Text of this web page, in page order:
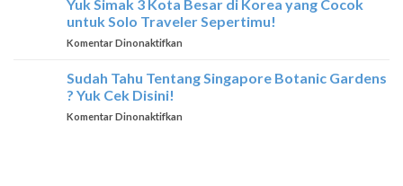
Disini!
Tokyo
Cek
Yuk
Wisata
Yuk Simak 3 Kota Besar di Korea yang Cocok
untuk Solo Traveler Sepertimu!
Komentar Dinonaktifkan
Simak
Sudah Tahu Tentang Singapore Botanic Gardens
? Yuk Cek Disini!
Komentar Dinonaktifkan